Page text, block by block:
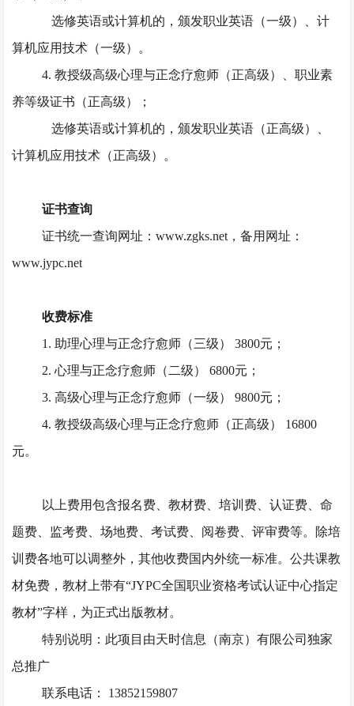
选修英语或计算机的，颁发职业英语（一级）、计
算机应用技术（一级）。
4. 教授级高级心理与正念疗愈师（正高级）、职业素
养等级证书（正高级）；
选修英语或计算机的，颁发职业英语（正高级）、
计算机应用技术（正高级）。
证书查询
证书统一查询网址： www.zgks.net，备用网址：
www.jypc.net
收费标准
1. 助理心理与正念疗愈师（三级） 3800元；
2. 心理与正念疗愈师（二级） 6800元；
3. 高级心理与正念疗愈师（一级） 9800元；
4. 教授级高级心理与正念疗愈师（正高级） 16800
元。
以上费用包含报名费、教材费、培训费、认证费、命
题费、监考费、场地费、考试费、阅卷费、评审费等。除培
训费各地可以调整外，其他收费国内外统一标准。公共课教
材免费，教材上带有“JYPC全国职业资格考试认证中心指定
教材”字样，为正式出版教材。
特别说明：此项目由天时信息（南京）有限公司独家
总推广
联系电话： 13852159807